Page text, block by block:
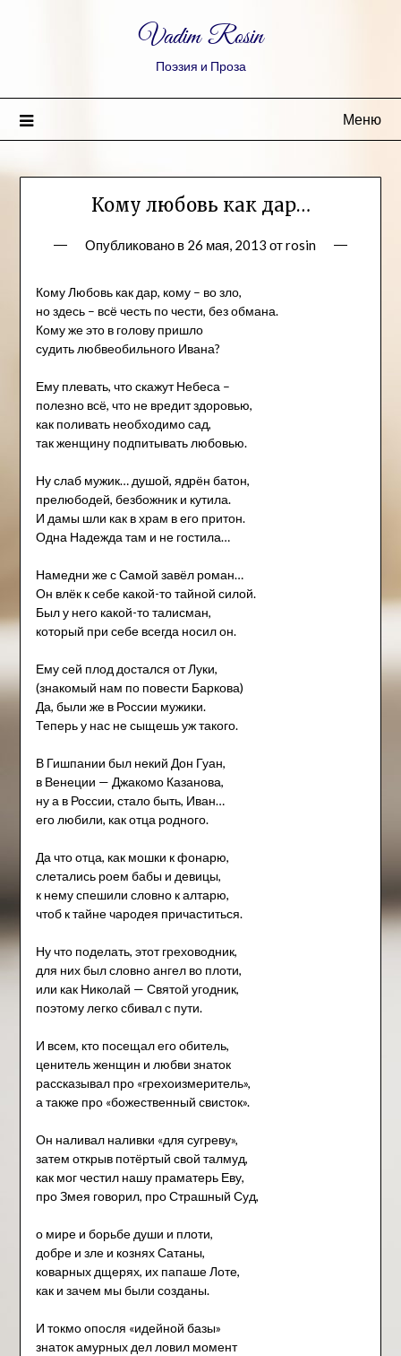
Vadim Rosin
Поэзия и Проза
Меню
Кому любовь как дар…
Опубликовано в 26 мая, 2013 отrosin
Кому Любовь как дар, кому – во зло,
но здесь – всё честь по чести, без обмана.
Кому же это в голову пришло
судить любвеобильного Ивана?
Ему плевать, что скажут Небеса –
полезно всё, что не вредит здоровью,
как поливать необходимо сад,
так женщину подпитывать любовью.
Ну слаб мужик… душой, ядрён батон,
прелюбодей, безбожник и кутила.
И дамы шли как в храм в его притон.
Одна Надежда там и не гостила…
Намедни же с Самой завёл роман…
Он влёк к себе какой-то тайной силой.
Был у него какой-то талисман,
который при себе всегда носил он.
Ему сей плод достался от Луки,
(знакомый нам по повести Баркова)
Да, были же в России мужики.
Теперь у нас не сыщешь уж такого.
В Гишпании был некий Дон Гуан,
в Венеции — Джакомо Казанова,
ну а в России, стало быть, Иван…
его любили, как отца родного.
Да что отца, как мошки к фонарю,
слетались роем бабы и девицы,
к нему спешили словно к алтарю,
чтоб к тайне чародея причаститься.
Ну что поделать, этот греховодник,
для них был словно ангел во плоти,
или как Николай — Святой угодник,
поэтому легко сбивал с пути.
И всем, кто посещал его обитель,
ценитель женщин и любви знаток
рассказывал про «грехоизмеритель»,
а также про «божественный свисток».
Он наливал наливки «для сугреву»,
затем открыв потёртый свой талмуд,
как мог честил нашу праматерь Еву,
про Змея говорил, про Страшный Суд,
о мире и борьбе души и плоти,
добре и зле и кознях Сатаны,
коварных дщерях, их папаше Лоте,
как и зачем мы были созданы.
И токмо опосля «идейной базы»
знаток амурных дел ловил момент